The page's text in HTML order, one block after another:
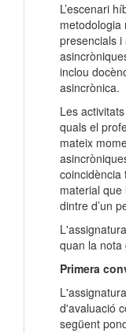
L’escenari
metodologia
presencials
inclou
asincrònica.
Les
quals el
mateix
coincidència
material que
dintre d’un
quan la nota
Primera
d'avaluació
següent